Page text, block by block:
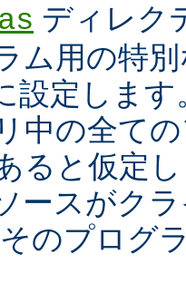
ディレク
ム用の特
設定しま
中の全て
ると仮定
ースがク
のプログ